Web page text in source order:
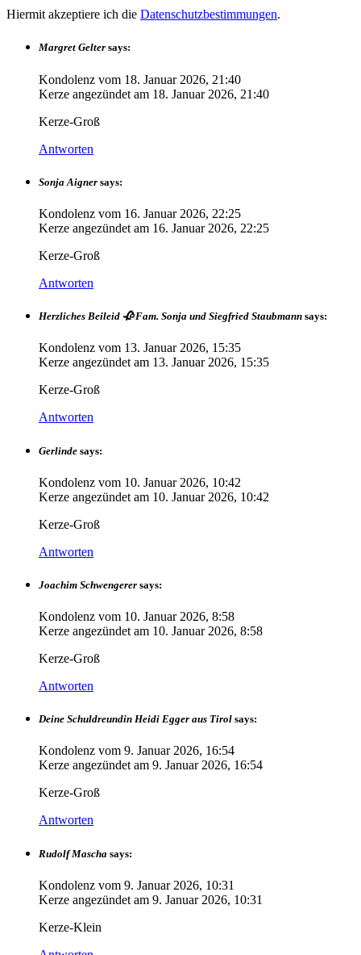
Hiermit akzeptiere ich die Datenschutzbestimmungen.
Margret Gelter says:
Kondolenz vom 18. Januar 2026, 21:40
Kerze angezündet am 18. Januar 2026, 21:40
Kerze-Groß
Antworten
Sonja Aigner says:
Kondolenz vom 16. Januar 2026, 22:25
Kerze angezündet am 16. Januar 2026, 22:25
Kerze-Groß
Antworten
Herzliches Beileid 🥀 Fam. Sonja und Siegfried Staubmann says:
Kondolenz vom 13. Januar 2026, 15:35
Kerze angezündet am 13. Januar 2026, 15:35
Kerze-Groß
Antworten
Gerlinde says:
Kondolenz vom 10. Januar 2026, 10:42
Kerze angezündet am 10. Januar 2026, 10:42
Kerze-Groß
Antworten
Joachim Schwengerer says:
Kondolenz vom 10. Januar 2026, 8:58
Kerze angezündet am 10. Januar 2026, 8:58
Kerze-Groß
Antworten
Deine Schuldreundin Heidi Egger aus Tirol says:
Kondolenz vom 9. Januar 2026, 16:54
Kerze angezündet am 9. Januar 2026, 16:54
Kerze-Groß
Antworten
Rudolf Mascha says:
Kondolenz vom 9. Januar 2026, 10:31
Kerze angezündet am 9. Januar 2026, 10:31
Kerze-Klein